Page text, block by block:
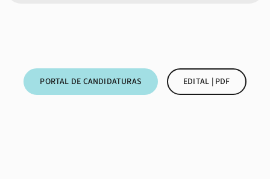
PORTAL DE CANDIDATURAS EDITAL | PDF